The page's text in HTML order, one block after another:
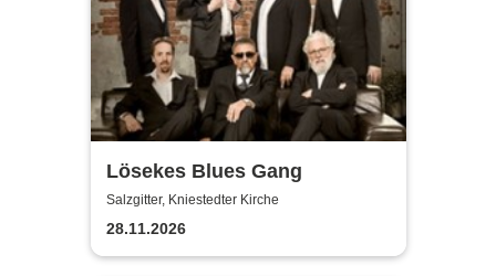
Lösekes Blues Gang
Salzgitter, Kniestedter Kirche
28.11.2026